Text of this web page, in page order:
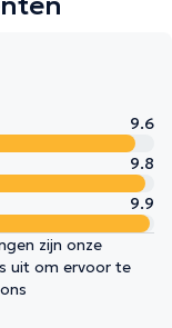
9.6
9.8
9.9
zijn onze
uit om ervoor te